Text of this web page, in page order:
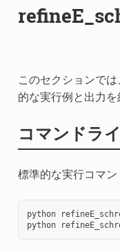
このセクションでは
的な実行例と出力を
コマンドラ
標準的な実行コマン
python
python